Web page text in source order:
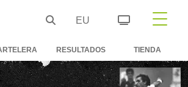
EU
RESULTADOS TIENDA